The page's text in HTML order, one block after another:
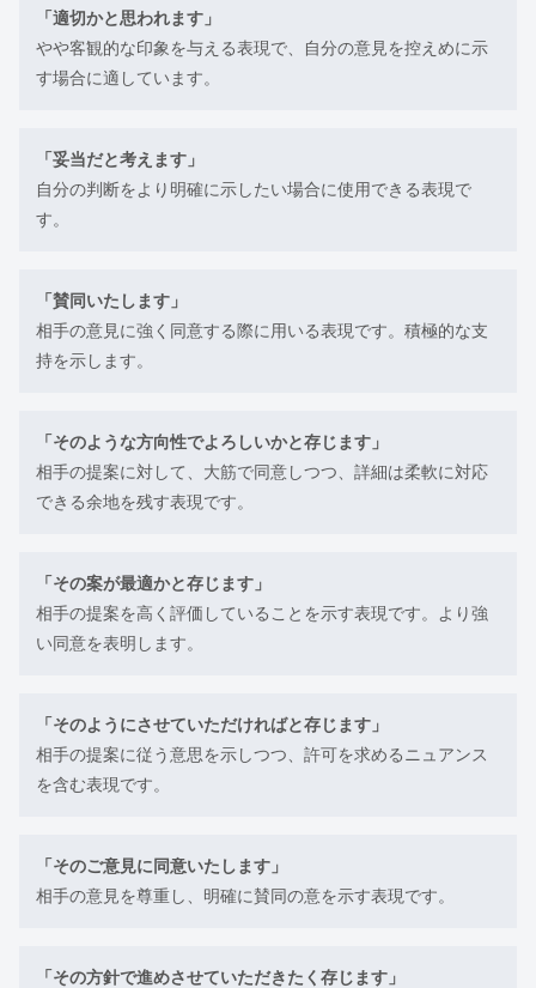
「適切かと思われます」
やや客観的な印象を与える表現で、自分の意見を控えめに示
す場合に適しています。
「妥当だと考えます」
自分の判断をより明確に示したい場合に使用できる表現で
す。
「賛同いたします」
相手の意見に強く同意する際に用いる表現です。積極的な支
持を示します。
「そのような方向性でよろしいかと存じます」
相手の提案に対して、大筋で同意しつつ、詳細は柔軟に対応
できる余地を残す表現です。
「その案が最適かと存じます」
相手の提案を高く評価していることを示す表現です。より強
い同意を表明します。
「そのようにさせていただければと存じます」
相手の提案に従う意思を示しつつ、許可を求めるニュアンス
を含む表現です。
「そのご意見に同意いたします」
相手の意見を尊重し、明確に賛同の意を示す表現です。
「その方針で進めさせていただきたく存じます」